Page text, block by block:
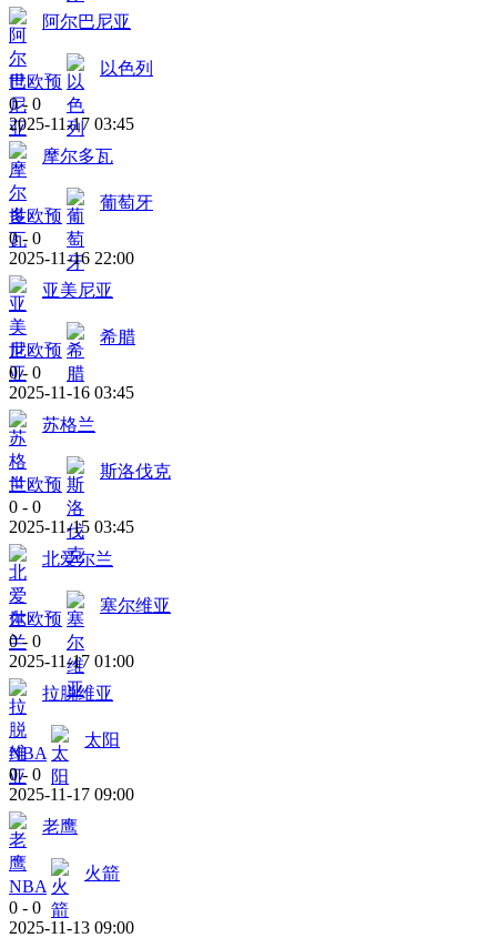
阿尔巴尼亚
世欧预
以色列
0 - 0
2025-11-17 03:45
摩尔多瓦
世欧预
葡萄牙
0 - 0
2025-11-16 22:00
亚美尼亚
世欧预
希腊
0 - 0
2025-11-16 03:45
苏格兰
世欧预
斯洛伐克
0 - 0
2025-11-15 03:45
北爱尔兰
世欧预
塞尔维亚
0 - 0
2025-11-17 01:00
拉脱维亚
NBA
太阳
0 - 0
2025-11-17 09:00
老鹰
NBA
火箭
0 - 0
2025-11-13 09:00